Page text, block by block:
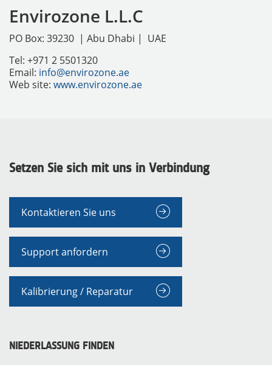
Envirozone L.L.C
PO Box: 39230 | Abu Dhabi | UAE
Tel: +971 2 5501320
Email: info@envirozone.ae
Web site: www.envirozone.ae
Setzen Sie sich mit uns in Verbindung
Kontaktieren Sie uns
Support anfordern
Kalibrierung / Reparatur
NIEDERLASSUNG FINDEN